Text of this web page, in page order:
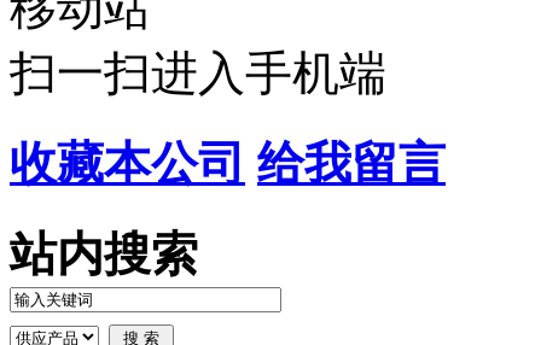
扫一扫进入手机端
收藏本公司 给我留言
站内搜索